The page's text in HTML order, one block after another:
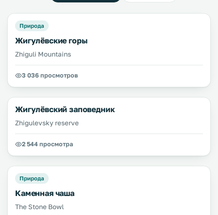
Природа
Жигулёвские горы
Zhiguli Mountains
3 036 просмотров
Жигулёвский заповедник
Zhigulevsky reserve
2 544 просмотра
Природа
Каменная чаша
The Stone Bowl